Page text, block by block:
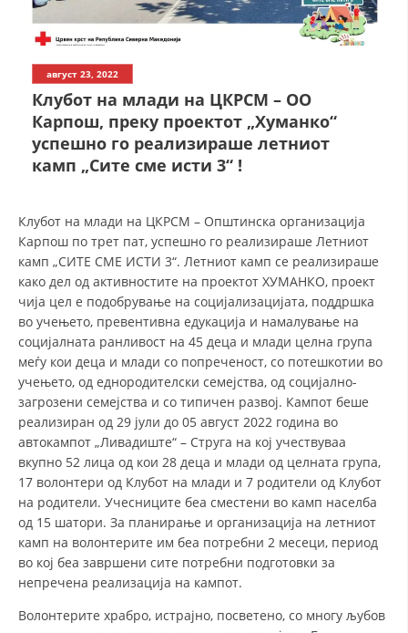
ДЕЈСТВУВАЊЕ
СТРАТЕГИИ
ЕДУКАТИВНО ИНФОРМАТИВНИ МАТЕРИЈАЛИ
БРОШУРИ
ПРЕЗЕНТАЦИИ
август 23, 2022
Клубот на млади на ЦКРСМ – ОО
Карпош, преку проектот „Хуманко“
успешно го реализираше летниот
камп „Сите сме исти 3“ !
Клубот на млади на ЦКРСМ – Општинска организација
Карпош по трет пат, успешно го реализираше Летниот
камп „СИТЕ СМЕ ИСТИ 3“. Летниот камп се реализираше
како дел од активностите на проектот ХУМАНКО, проект
чија цел е подобрување на социјализацијата, поддршка
во учењето, превентивна едукација и намалување на
социјалната ранливост на 45 деца и млади целна група
меѓу кои деца и млади со попреченост, со потешкотии во
учењето, од еднородителски семејства, од социјално-
загрозени семејства и со типичен развој. Кампот беше
реализиран од 29 јули до 05 август 2022 година во
автокампот „Ливадиште“ – Струга на кој учествуваа
вкупно 52 лица од кои 28 деца и млади од целната група,
17 волонтери од Клубот на млади и 7 родители од Клубот
на родители. Учесниците беа сместени во камп населба
од 15 шатори. За планирање и организација на летниот
камп на волонтерите им беа потребни 2 месеци, период
во кој беа завршени сите потребни подготовки за
непречена реализација на кампот.
Волонтерите храбро, истрајно, посветено, со многу љубов